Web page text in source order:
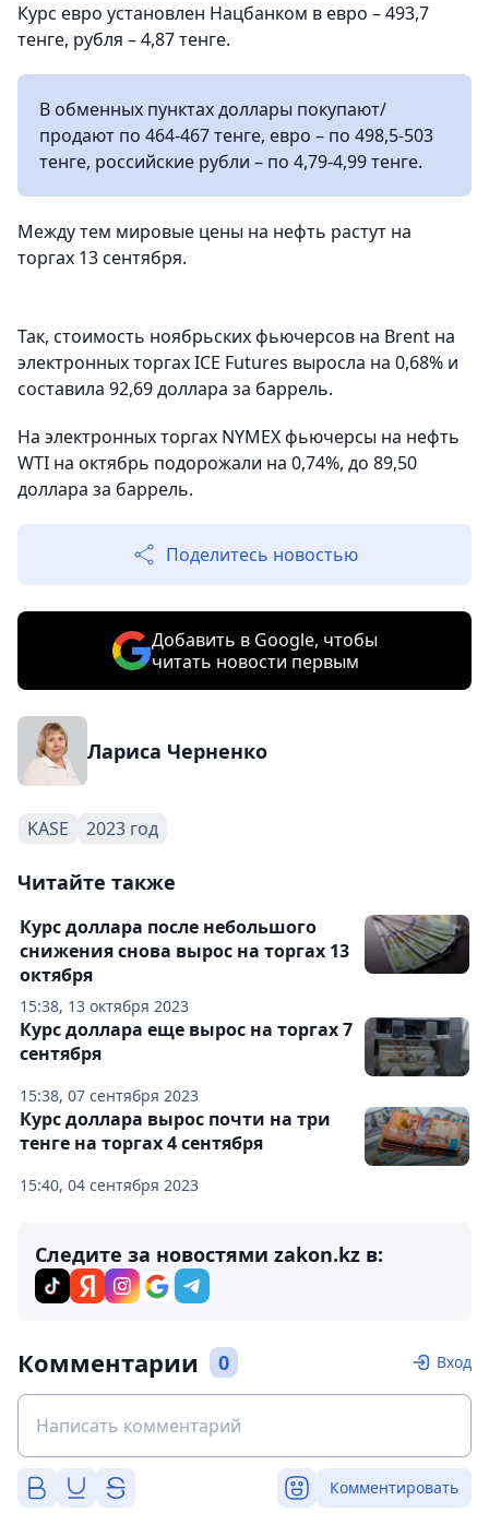
Курс евро установлен Нацбанком в евро – 493,7
тенге, рубля – 4,87 тенге.
В обменных пунктах доллары покупают/
продают по 464-467 тенге, евро – по 498,5-503
тенге, российские рубли – по 4,79-4,99 тенге.
Между тем мировые цены на нефть растут на
торгах 13 сентября.
Так, стоимость ноябрьских фьючерсов на Brent на
электронных торгах ICE Futures выросла на 0,68% и
составила 92,69 доллара за баррель.
На электронных торгах NYMEX фьючерсы на нефть
WTI на октябрь подорожали на 0,74%, до 89,50
доллара за баррель.
Поделитесь новостью
Добавить в Google, чтобы
читать новости первым
Лариса Черненко
KASE 2023 год
Читайте также
15:38, 13 октября 2023
Курс доллара после небольшого
снижения снова вырос на торгах 13
октября
15:38, 07 сентября 2023
Курс доллара еще вырос на торгах 7
сентября
15:40, 04 сентября 2023
Курс доллара вырос почти на три
тенге на торгах 4 сентября
Следите за новостями zakon.kz в:
Комментарии 0 Вход
Комментировать